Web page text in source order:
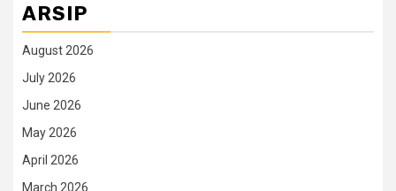
ARSIP
August 2026
July 2026
June 2026
May 2026
April 2026
March 2026